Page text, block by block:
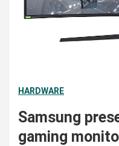
HARDWARE
Samsung
gaming